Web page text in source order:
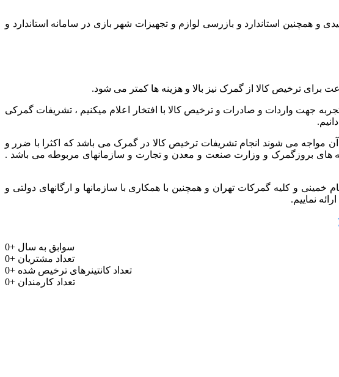
و همچنین استاندارد و بازرسی لوازم و تجهیزات شهر بازی در سامانه استاندارد و
ترخیص کالا از گمرک نیز بالا و هزینه ها کمتر می شود.
تیم متخصص و ماهر و باتجربه جهت واردات و صادرات و ترخیص کالا با افتخار اعلام میکنیم ، تشریفات گمرکی
آن مواجه می شوند انجام تشریفات ترخیص کالا در گمرک می باشد که اکثرا با ضرر و
های بروزگمرک و وزارت صنعت و معدن و تجارت و سازمانهای مربوطه می باشد .
و کلیه گمرکات تهران و همچنین با همکاری با سازمانها و ارگانهای دولتی و
نماییم.
0+ سوابق به سال
0+ تعداد مشتریان
0+ تعداد کانتینرهای ترخیص شده
0+ تعداد کارمندان